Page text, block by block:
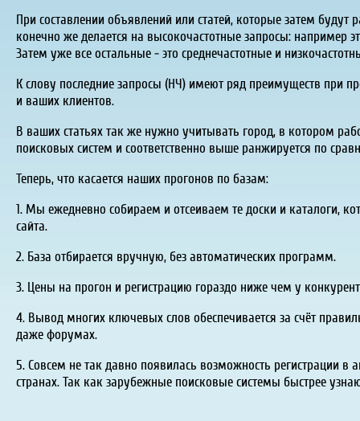
При составлении объявлений или статей, которые затем
конечно же делается на высокочастотные запросы: например
Затем уже все остальные - это среднечастотные и
К слову последние запросы (НЧ) имеют ряд преимуществ при
и ваших клиентов.
В ваших статьях так же нужно учитывать город, в котором
поисковых систем и соответственно выше ранжируется по
Теперь, что касается наших прогонов по базам:
1. Мы ежедневно собираем и отсеиваем те доски и каталоги,
сайта.
2. База отбирается вручную, без автоматических программ.
3. Цены на прогон и регистрацию гораздо ниже чем у
4. Вывод многих ключевых слов обеспечивается за счёт
даже форумах.
5. Совсем не так давно появилась возможность регистрации в
странах. Так как зарубежные поисковые системы быстрее